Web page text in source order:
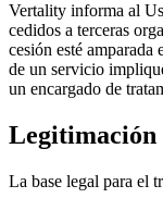
Vertality informa al
cedidos a terceras
cesión esté
de un servicio
un encargado de
Legitimación
La base legal para el